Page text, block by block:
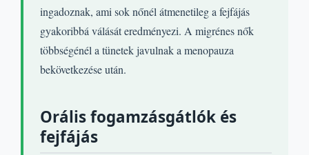
ingadoznak, ami sok nőnél átmenetileg a fejfájás
gyakoribbá válását eredményezi. A migrénes nők
többségénél a tünetek javulnak a menopauza
bekövetkezése után.
Orális fogamzásgátlók és
fejfájás